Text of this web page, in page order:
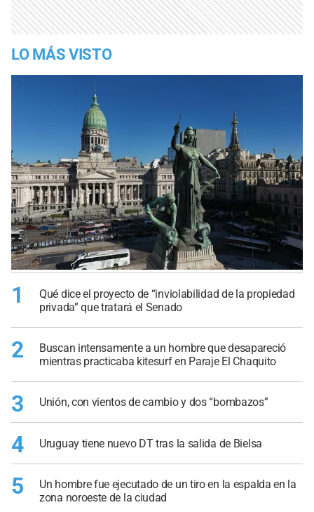
LO MÁS VISTO
1
Qué dice el proyecto de “inviolabilidad de la propiedad
privada” que tratará el Senado
2
Buscan intensamente a un hombre que desapareció
mientras practicaba kitesurf en Paraje El Chaquito
3 Unión, con vientos de cambio y dos “bombazos”
4 Uruguay tiene nuevo DT tras la salida de Bielsa
5
Un hombre fue ejecutado de un tiro en la espalda en la
zona noroeste de la ciudad